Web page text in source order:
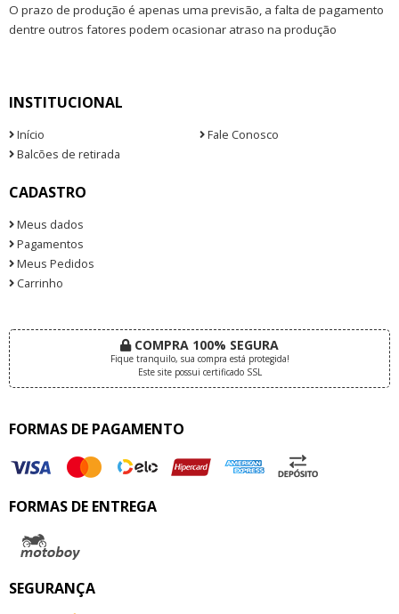
O prazo de produção é apenas uma previsão, a falta de pagamento
dentre outros fatores podem ocasionar atraso na produção
INSTITUCIONAL
Início
Fale Conosco
Balcões de retirada
CADASTRO
Meus dados
Pagamentos
Meus Pedidos
Carrinho
COMPRA 100% SEGURA
Fique tranquilo, sua compra está protegida!
Este site possui certificado SSL
FORMAS DE PAGAMENTO
FORMAS DE ENTREGA
SEGURANÇA